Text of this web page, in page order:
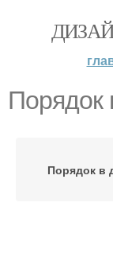
Порядок
Порядок в